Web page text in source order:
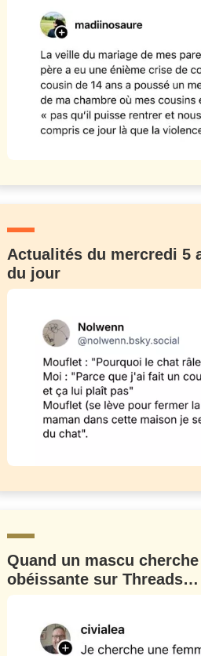
Actualités du mercredi 5
du jour
Quand un mascu
obéissante sur Threads…